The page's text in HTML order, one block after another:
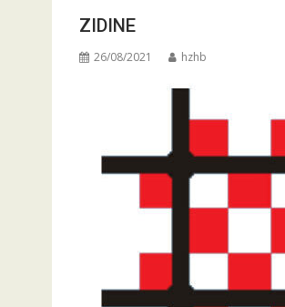
ZIDINE
26/08/2021 hzhb